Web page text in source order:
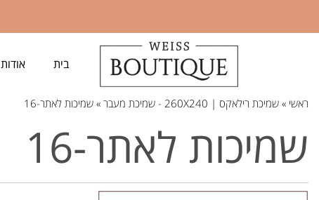
בית אודות
ראשי » שמיכת רילאקס | 260X240 - שמיכת מעבר » שמיכות לאתר-16
שמיכות לאתר-16